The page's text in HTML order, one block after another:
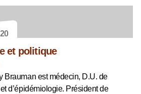
et politique
Brauman est médecin, D.U. de
d’épidémiologie. Président de